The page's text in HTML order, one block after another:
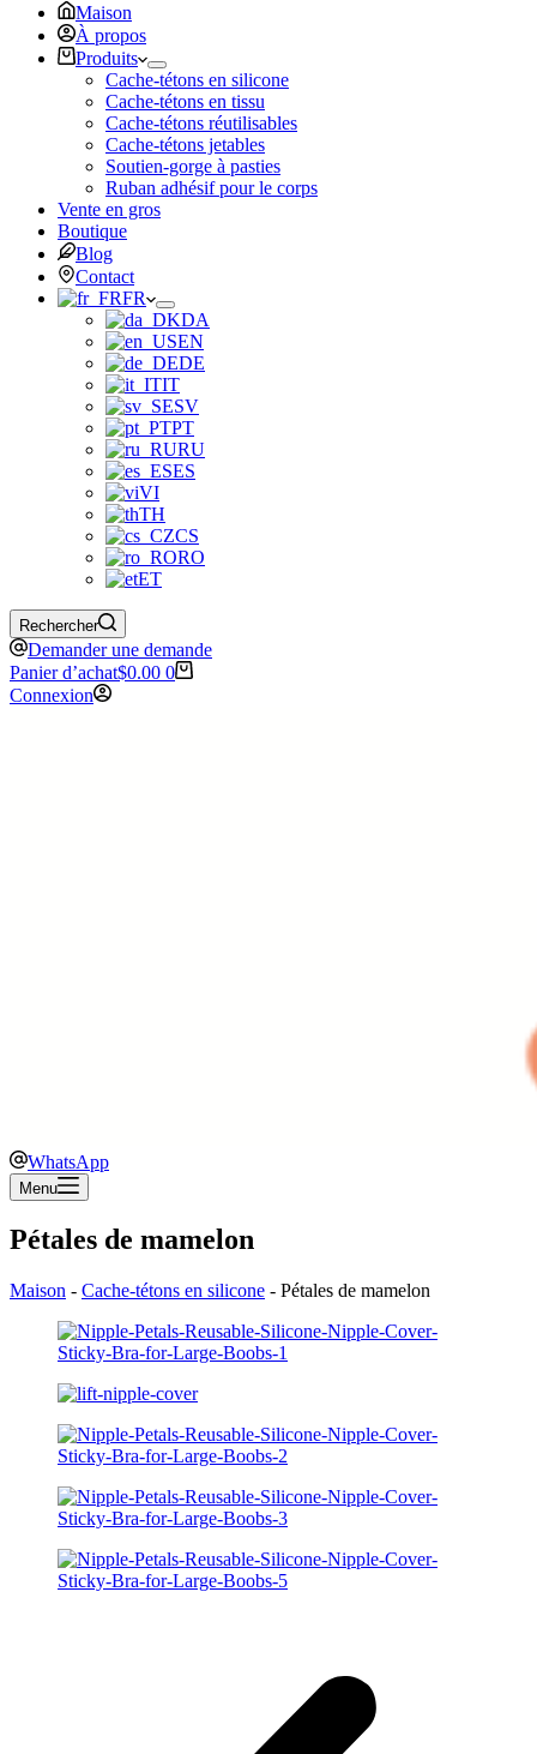
Maison
À propos
Produits
Cache-tétons en silicone
Cache-tétons en tissu
Cache-tétons réutilisables
Cache-tétons jetables
Soutien-gorge à pasties
Ruban adhésif pour le corps
Vente en gros
Boutique
Blog
Contact
FR
DA
EN
DE
IT
SV
PT
RU
ES
VI
TH
CS
RO
ET
Rechercher
Demander une demande
Panier d’achat$0.00 0
Connexion
WhatsApp
Menu
Pétales de mamelon
Maison - Cache-tétons en silicone - Pétales de mamelon